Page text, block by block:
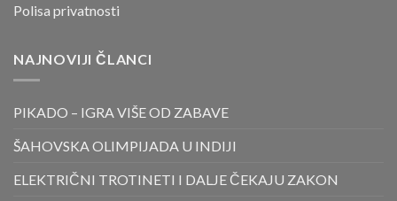
Polisa privatnosti
NAJNOVIJI ČLANCI
PIKADO – IGRA VIŠE OD ZABAVE
ŠAHOVSKA OLIMPIJADA U INDIJI
ELEKTRIČNI TROTINETI I DALJE ČEKAJU ZAKON